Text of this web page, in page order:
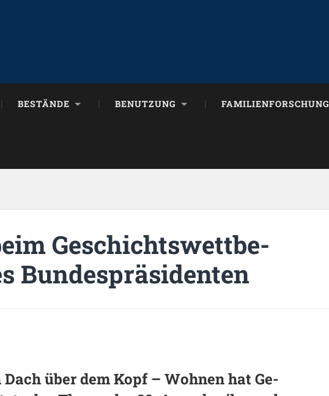
BESTÄNDE BENUTZUNG FAMILIENFORSCHUNG
Ge­schichts­wett­be­
Bun­des­prä­si­den­ten
Dach über dem Kopf – Woh­nen hat Ge­